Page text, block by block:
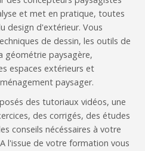
et met en pratique, toutes
design d'extérieur. Vous
de dessin, les outils de
géométrie paysagère,
espaces extérieurs et
paysager.
des tutoriaux vidéos, une
des corrigés, des études
conseils nécéssaires à votre
l'issue de votre formation vous